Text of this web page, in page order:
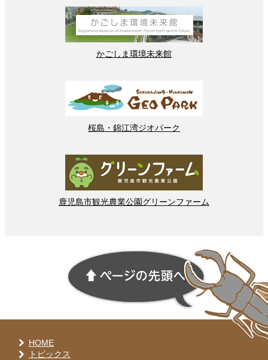
かごしま 環境未来館
桜島 ・ 錦江湾ジオパーク
鹿児島市観光農業公園 グリーンファーム
HOME
トピックス